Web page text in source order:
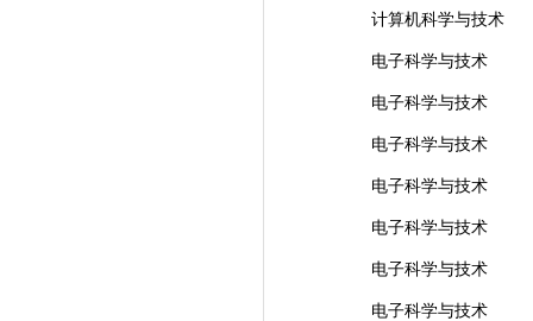
计算机科学与技术
电子科学与技术
电子科学与技术
电子科学与技术
电子科学与技术
电子科学与技术
电子科学与技术
电子科学与技术